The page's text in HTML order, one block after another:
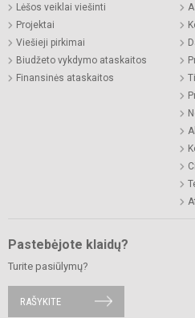
Lėšos veiklai viešinti
Projektai
Viešieji pirkimai
Biudžeto vykdymo ataskaitos
Finansinės ataskaitos
Pastebėjote klaidų?
Turite pasiūlymų?
RAŠYKITE